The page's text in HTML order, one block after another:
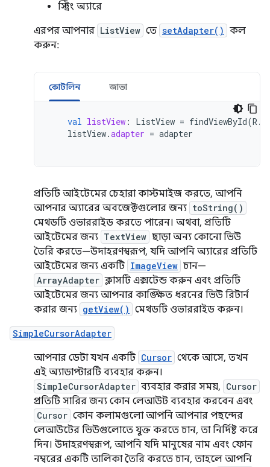
স্ট্রিং অ্যারে
এরপর আপনার ListView তে setAdapter() কল
করুন:
কোটলিন জাভা
val listView : ListView = findViewById(R .
listView.adapter = adapter
প্রতিটি আইটেমের চেহারা কাস্টমাইজ করতে, আপনি
আপনার অ্যারের অবজেক্টগুলোর জন্য toString()
মেথডটি ওভাররাইড করতে পারেন। অথবা, প্রতিটি
আইটেমের জন্য TextView ছাড়া অন্য কোনো ভিউ
তৈরি করতে—উদাহরণস্বরূপ, যদি আপনি অ্যারের প্রতিটি
আইটেমের জন্য একটি ImageView চান—
ArrayAdapter ক্লাসটি এক্সটেন্ড করুন এবং প্রতিটি
আইটেমের জন্য আপনার কাঙ্ক্ষিত ধরনের ভিউ রিটার্ন
করার জন্য getView() মেথডটি ওভাররাইড করুন।
SimpleCursorAdapter
আপনার ডেটা যখন একটি Cursor থেকে আসে, তখন
এই অ্যাডাপ্টারটি ব্যবহার করুন।
SimpleCursorAdapter ব্যবহার করার সময়, Cursor
প্রতিটি সারির জন্য কোন লেআউট ব্যবহার করবেন এবং
Cursor কোন কলামগুলো আপনি আপনার পছন্দের
লেআউটের ভিউগুলোতে যুক্ত করতে চান, তা নির্দিষ্ট করে
দিন। উদাহরণস্বরূপ, আপনি যদি মানুষের নাম এবং ফোন
নম্বরের একটি তালিকা তৈরি করতে চান, তাহলে আপনি